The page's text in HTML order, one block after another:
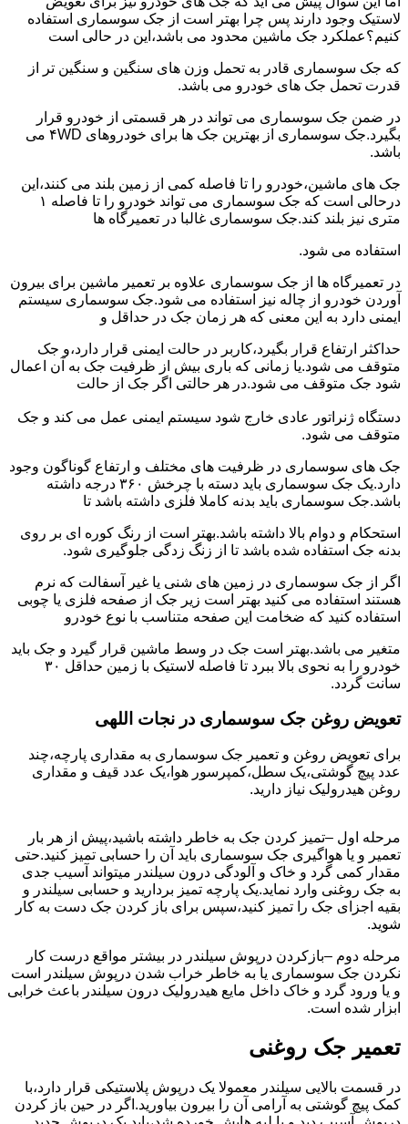
لاستیک وجود دارند پس چرا بهتر است از جک سوسماری استفاده
کنیم؟عملکرد جک ماشین محدود می باشد،این در حالی است
که جک سوسماری قادر به تحمل وزن های سنگین و سنگین تر از
قدرت تحمل جک های خودرو می باشد.
در ضمن جک سوسماری می تواند در هر قسمتی از خودرو قرار
بگیرد.جک سوسماری از بهترین جک ها برای خودروهای ۴WD می
باشد.
جک های ماشین،خودرو را تا فاصله کمی از زمین بلند می کنند،این
درحالی است که جک سوسماری می تواند خودرو را تا فاصله ۱
متری نیز بلند کند.جک سوسماری غالبا در تعمیرگاه ها
استفاده می شود.
در تعمیرگاه ها از جک سوسماری علاوه بر تعمیر ماشین برای بیرون
آوردن خودرو از چاله نیز استفاده می شود.جک سوسماری سیستم
ایمنی دارد به این معنی که هر زمان جک در حداقل و
حداکثر ارتفاع قرار بگیرد،کاربر در حالت ایمنی قرار دارد،و جک
متوقف می شود.یا زمانی که باری بیش از ظرفیت جک به آن اعمال
شود جک متوقف می شود.در هر حالتی اگر جک از حالت
دستگاه ژنراتور عادی خارج شود سیستم ایمنی عمل می کند و جک
متوقف می شود.
جک های سوسماری در ظرفیت های مختلف و ارتفاع گوناگون وجود
دارد.یک جک سوسماری باید دسته با چرخش ۳۶۰ درجه داشته
باشد.جک سوسماری باید بدنه کاملا فلزی داشته باشد تا
استحکام و دوام بالا داشته باشد.بهتر است از رنگ کوره ای بر روی
بدنه جک استفاده شده باشد تا از زنگ زدگی جلوگیری شود.
اگر از جک سوسماری در زمین های شنی یا غیر آسفالت که نرم
هستند استفاده می کنید بهتر است زیر جک از صفحه فلزی یا چوبی
استفاده کنید که ضخامت این صفحه متناسب با نوع خودرو
متغیر می باشد.بهتر است جک در وسط ماشین قرار گیرد و جک باید
خودرو را به نحوی بالا ببرد تا فاصله لاستیک با زمین حداقل ۳۰
سانت گردد.
تعویض روغن جک سوسماری در نجات اللهی
برای تعویض روغن و تعمیر جک سوسماری به مقداری پارچه،چند
عدد پیچ گوشتی،یک سطل،کمپرسور هوا،یک عدد قیف و مقداری
روغن هیدرولیک نیاز دارید.
مرحله اول –تمیز کردن جک به خاطر داشته باشید،پیش از هر بار
تعمیر و یا هواگیری جک سوسماری باید آن را حسابی تمیز کنید.حتی
مقدار کمی گرد و خاک و آلودگی درون سیلندر میتواند آسیب جدی
به جک روغنی وارد نماید.یک پارچه تمیز بردارید و حسابی سیلندر و
بقیه اجزای جک را تمیز کنید،سپس برای باز کردن جک دست به کار
شوید.
مرحله دوم –بازکردن درپوش سیلندر در بیشتر مواقع درست کار
نکردن جک سوسماری یا به خاطر خراب شدن درپوش سیلندر است
و یا ورود گرد و خاک داخل مایع هیدرولیک درون سیلندر باعث خرابی
ابزار شده است.
تعمیر جک روغنی
در قسمت بالایی سیلندر معمولا یک درپوش پلاستیکی قرار دارد،با
کمک پیچ گوشتی به آرامی آن را بیرون بیاورید.اگر در حین باز کردن